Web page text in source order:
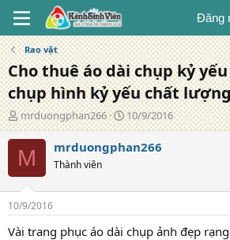
Đăng
Rao vặt
Cho thuê áo dài chụp kỷ
chụp hình kỷ yếu chất
T
á
c
g
ả
mrduongphan266
N
g
à
g
10/9/2016
M mrduongphan266
Thành viên
10/9/2016
Vài trang phục áo dài chụp ảnh đẹp